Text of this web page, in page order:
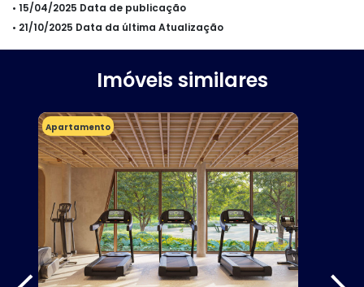
• 15/04/2025 Data de publicação
• 21/10/2025 Data da última Atualização
Imóveis similares
Apartamento